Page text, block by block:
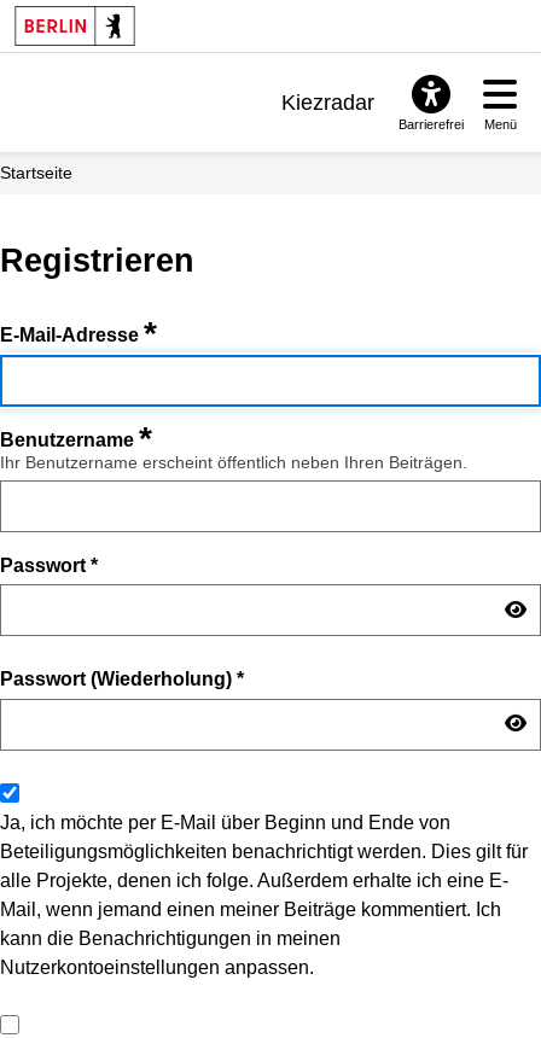
Kiezradar
Barrierefrei Menü
Startseite
Registrieren
E-Mail-Adresse *
Benutzername *
Ihr Benutzername erscheint öffentlich neben Ihren Beiträgen.
Passwort *
Passwort (Wiederholung) *
Ja, ich möchte per E-Mail über Beginn und Ende von
Beteiligungsmöglichkeiten benachrichtigt werden. Dies gilt für
alle Projekte, denen ich folge. Außerdem erhalte ich eine E-
Mail, wenn jemand einen meiner Beiträge kommentiert. Ich
kann die Benachrichtigungen in meinen
Nutzerkontoeinstellungen anpassen.